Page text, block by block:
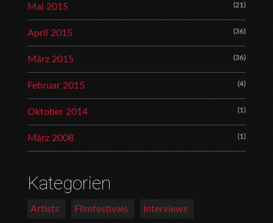
Mai 2015 (21)
April 2015 (36)
März 2015 (36)
Februar 2015 (4)
Oktober 2014 (1)
März 2008 (1)
Kategorien
Artists Filmfestivals Interviews